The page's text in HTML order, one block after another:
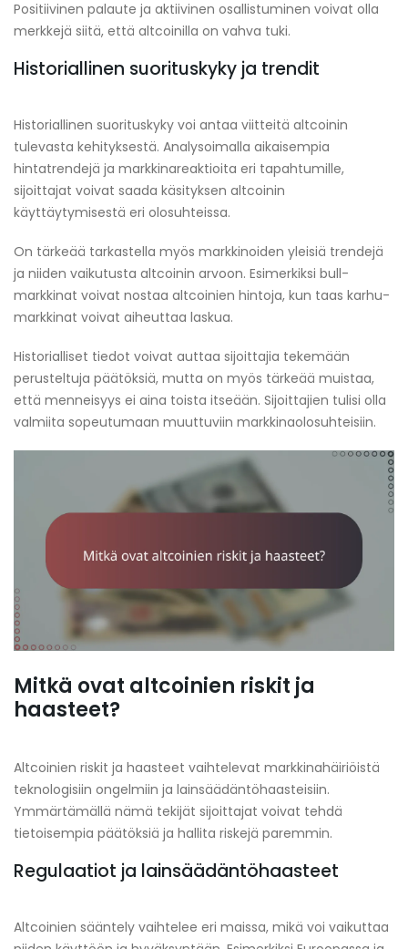
Positiivinen palaute ja aktiivinen osallistuminen voivat olla
merkkejä siitä, että altcoinilla on vahva tuki.
Historiallinen suorituskyky ja trendit
Historiallinen suorituskyky voi antaa viitteitä altcoinin
tulevasta kehityksestä. Analysoimalla aikaisempia
hintatrendejä ja markkinareaktioita eri tapahtumille,
sijoittajat voivat saada käsityksen altcoinin
käyttäytymisestä eri olosuhteissa.
On tärkeää tarkastella myös markkinoiden yleisiä trendejä
ja niiden vaikutusta altcoinin arvoon. Esimerkiksi bull-
markkinat voivat nostaa altcoinien hintoja, kun taas karhu-
markkinat voivat aiheuttaa laskua.
Historialliset tiedot voivat auttaa sijoittajia tekemään
perusteltuja päätöksiä, mutta on myös tärkeää muistaa,
että menneisyys ei aina toista itseään. Sijoittajien tulisi olla
valmiita sopeutumaan muuttuviin markkinaolosuhteisiin.
Mitkä ovat altcoinien riskit ja
haasteet?
Altcoinien riskit ja haasteet vaihtelevat markkinahäiriöistä
teknologisiin ongelmiin ja lainsäädäntöhaasteisiin.
Ymmärtämällä nämä tekijät sijoittajat voivat tehdä
tietoisempia päätöksiä ja hallita riskejä paremmin.
Regulaatiot ja lainsäädäntöhaasteet
Altcoinien sääntely vaihtelee eri maissa, mikä voi vaikuttaa